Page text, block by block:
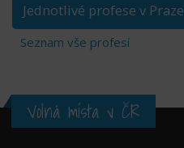
Jednotlivé profese v Praze
Seznam vše profesí
Volná místa v ČR